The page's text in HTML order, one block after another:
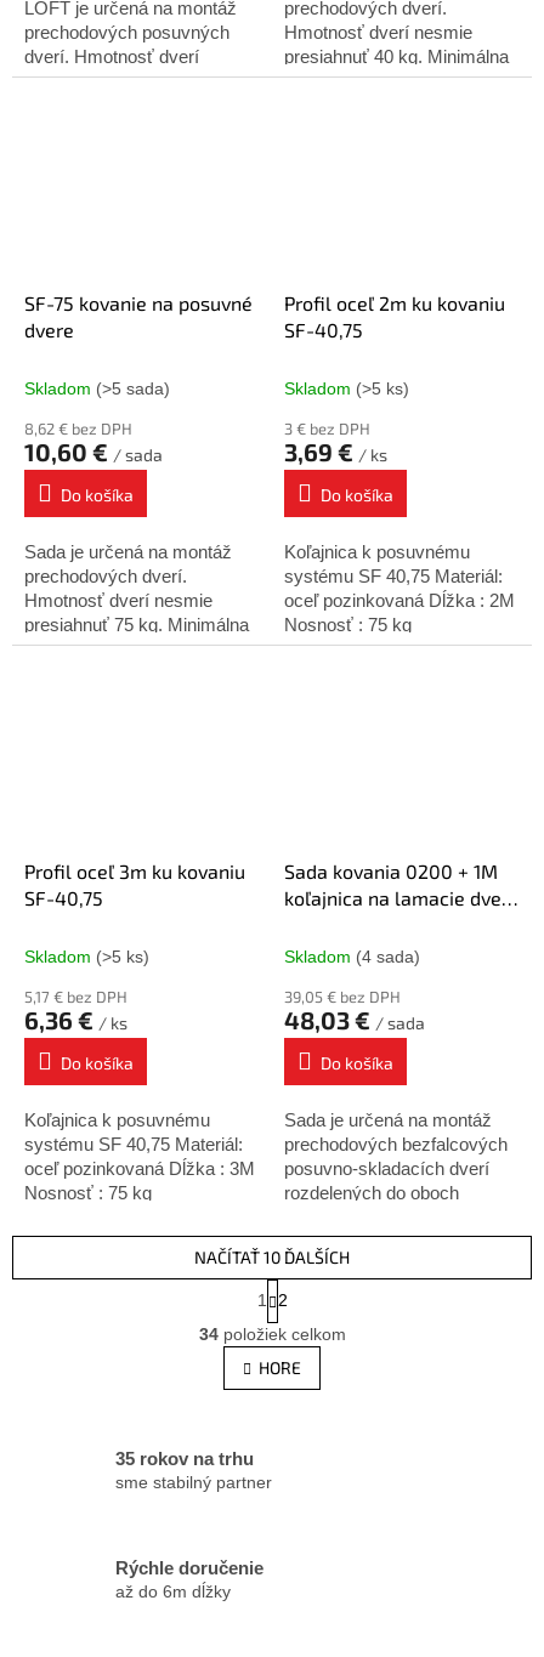
LOFT je určená na montáž
prechodových posuvných
dverí. Hmotnosť dverí
nesmie presiahnuť 100 kg.
prechodových dverí.
Hmotnosť dverí nesmie
presiahnuť 40 kg. Minimálna
hrúbka dverí - 25 mm. Sada
SF-75 kovanie na posuvné
dvere
Skladom (>5 sada)
8,62 € bez DPH
10,60 € / sada
Do košíka
Sada je určená na montáž
prechodových dverí.
Hmotnosť dverí nesmie
presiahnuť 75 kg. Minimálna
hrúbka dverí - 25 mm. Sada
Profil oceľ 2m ku kovaniu
SF-40,75
Skladom (>5 ks)
3 € bez DPH
3,69 € / ks
Do košíka
Koľajnica k posuvnému
systému SF 40,75 Materiál:
oceľ pozinkovaná Dĺžka : 2M
Nosnosť : 75 kg
Profil oceľ 3m ku kovaniu
SF-40,75
Skladom (>5 ks)
5,17 € bez DPH
6,36 € / ks
Do košíka
Koľajnica k posuvnému
systému SF 40,75 Materiál:
oceľ pozinkovaná Dĺžka : 3M
Nosnosť : 75 kg
Sada kovania 0200 + 1M
koľajnica na lamacie dvere
Skladom (4 sada)
39,05 € bez DPH
48,03 € / sada
Do košíka
Sada je určená na montáž
prechodových bezfalcových
posuvno-skladacích dverí
rozdelených do oboch
možná s dvomi rovnakými
alebo rozdielnymi krídlami...
O
v
l
á
i
NAČÍTAŤ 10 ĎALŠÍCH
S
t
r
á
n
k
1
2
34položiek celkom
HORE
35 rokov na trhu
sme stabilný partner
Rýchle doručenie
až do 6m dĺžky